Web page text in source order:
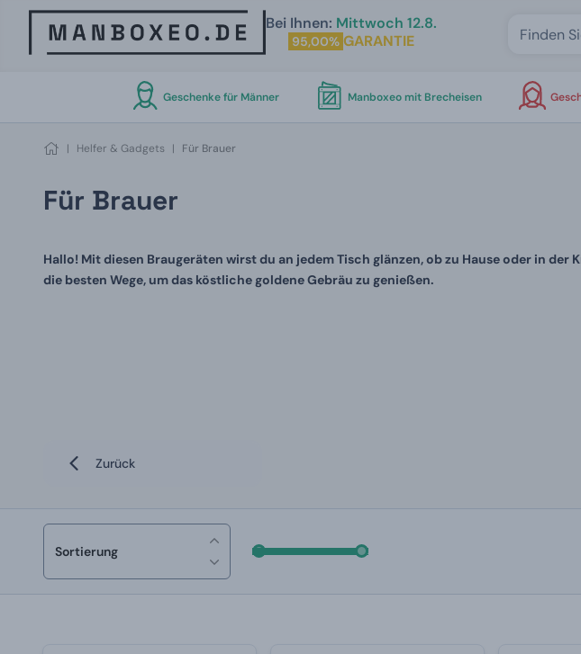
Bei Ihnen: Mittwoch 12.8.
95,00% GARANTIE
Geschenke für Männer Manboxeo mit Brecheisen
| Helfer & Gadgets | Für Brauer
Für Brauer
Hallo! Mit diesen Braugeräten wirst du an jedem Tisch glänzen, ob zu Hause oder in der
die besten Wege, um das köstliche goldene Gebräu zu genießen.
Zurück
Sortierung